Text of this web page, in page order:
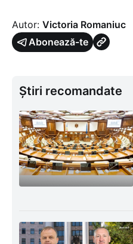
Autor: Victoria Romaniuc
Abonează-te
Știri recomandate